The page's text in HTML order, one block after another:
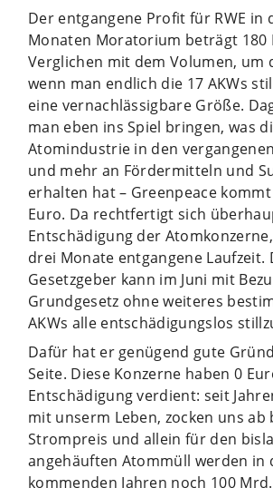
Der entgangene Profit für RWE in
Monaten Moratorium beträgt 180
Verglichen mit dem Volumen, um
wenn man endlich die 17 AKWs
eine vernachlässigbare Größe.
man eben ins Spiel bringen, was
Atomindustrie in den
und mehr an Fördermitteln und
erhalten hat – Greenpeace
Euro. Da rechtfertigt sich
Entschädigung der
drei Monate entgangene Laufzeit.
Gesetzgeber kann im Juni mit
Grundgesetz ohne weiteres
AKWs alle entschädigungslos
Dafür hat er genügend gute
Seite. Diese Konzerne haben 0
Entschädigung verdient: seit
mit unserm Leben, zocken uns ab
Strompreis und allein für den
angehäuften Atommüll werden in
kommenden Jahren noch 100